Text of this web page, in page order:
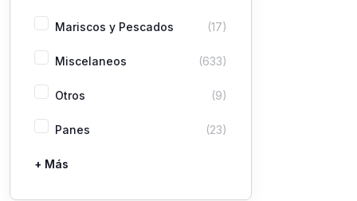
Mariscos y Pescados (17)
Miscelaneos (633)
Otros (9)
Panes (23)
Pastas
Picaderas
Sazones y Salsas
Vegetales
+ Más